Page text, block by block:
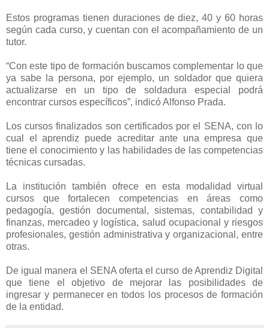
Estos programas tienen duraciones de diez, 40 y 60 horas
según cada curso, y cuentan con el acompañamiento de un
tutor.
“Con este tipo de formación buscamos complementar lo que
ya sabe la persona, por ejemplo, un soldador que quiera
actualizarse en un tipo de soldadura especial podrá
encontrar cursos específicos”, indicó Alfonso Prada.
Los cursos finalizados son certificados por el SENA, con lo
cual el aprendiz puede acreditar ante una empresa que
tiene el conocimiento y las habilidades de las competencias
técnicas cursadas.
La institución también ofrece en esta modalidad virtual
cursos que fortalecen competencias en áreas como
pedagogía, gestión documental, sistemas, contabilidad y
finanzas, mercadeo y logística, salud ocupacional y riesgos
profesionales, gestión administrativa y organizacional, entre
otras.
De igual manera el SENA oferta el curso de Aprendiz Digital
que tiene el objetivo de mejorar las posibilidades de
ingresar y permanecer en todos los procesos de formación
de la entidad.